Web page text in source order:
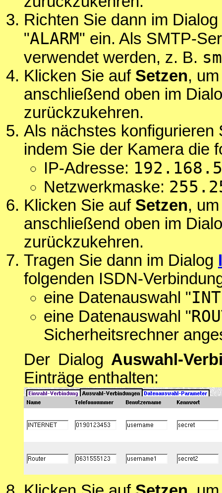
Richten Sie dann im Dialog
"ALARM" ein. Als SMTP-
verwendet werden, z. B.
Klicken Sie auf Setzen,
anschließend oben im
zurückzukehren.
Als nächstes konfigurieren
indem Sie der Kamera die
IP-Adresse:
Netzwerkmaske:
Klicken Sie auf Setzen,
anschließend oben im
zurückzukehren.
Tragen Sie dann im Dialog
folgenden ISDN-
eine Datenauswahl "
eine Datenauswahl "
Sicherheitsrechner
Der Dialog Auswahl-
Einträge enthalten: